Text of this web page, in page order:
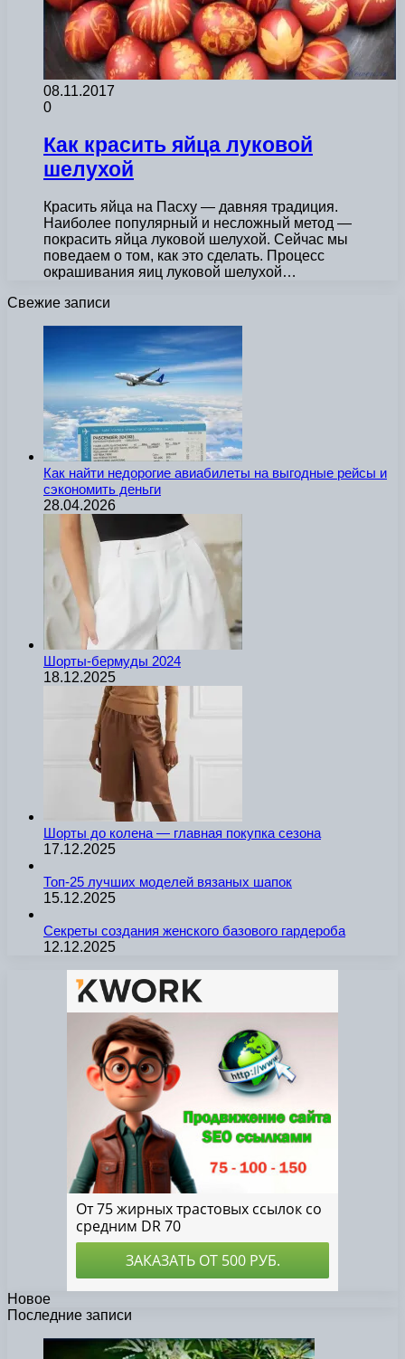
08.11.2017
0
Как красить яйца луковой
шелухой
Красить яйца на Пасху — давняя традиция.
Наиболее популярный и несложный метод —
покрасить яйца луковой шелухой. Сейчас мы
поведаем о том, как это сделать. Процесс
окрашивания яиц луковой шелухой…
Свежие записи
Как найти недорогие авиабилеты на выгодные рейсы и
сэкономить деньги
28.04.2026
Шорты-бермуды 2024
18.12.2025
Шорты до колена — главная покупка сезона
17.12.2025
Топ-25 лучших моделей вязаных шапок
15.12.2025
Секреты создания женского базового гардероба
12.12.2025
Новое
Последние записи